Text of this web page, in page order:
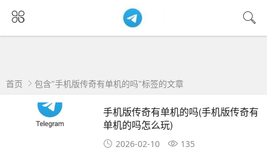
首页 包含"手机版传奇有单机的吗"标签的文章
手机版传奇有单机的吗(手机版传奇有
单机的吗怎么玩)
2026-02-10 135